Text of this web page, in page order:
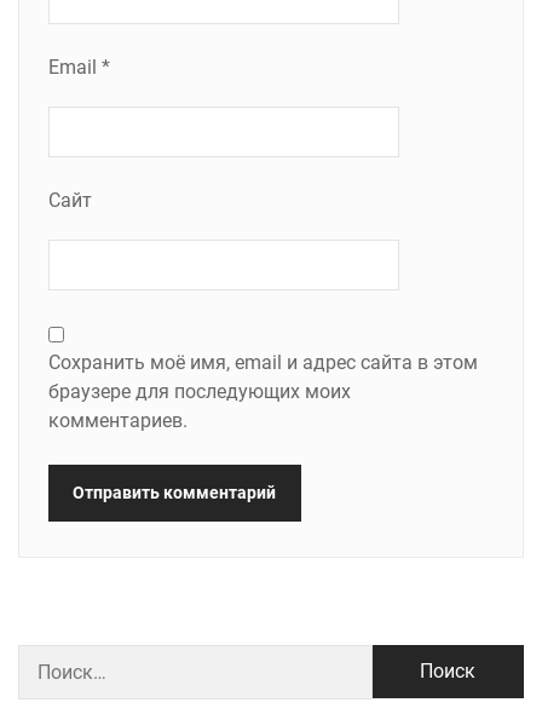
Email *
Сайт
Сохранить моё имя, email и адрес сайта в этом
браузере для последующих моих
комментариев.